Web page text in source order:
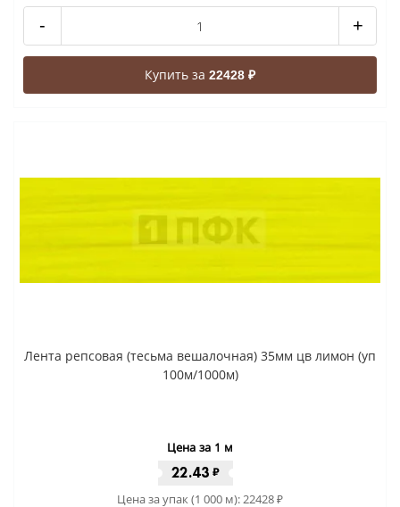
- +
Купить за 22428 ₽
Лента репсовая (тесьма вешалочная) 35мм цв лимон (уп
100м/1000м)
Цена за 1 м
22.43 ₽
Цена за упак (1 000 м):22428₽